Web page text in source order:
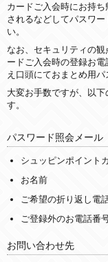
カードご入会時にお持
されるなどしてパスワ
い。
なお、セキュリティの
ードご入会時の登録お
え口頭にておまとめ用パ
大変お手数ですが、以
す。
パスワード照会メー
シュッピンポイント
お名前
ご希望の折り返し電
ご登録外のお電話番
お問い合わせ先